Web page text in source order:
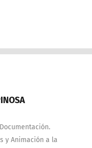
y Animación a la